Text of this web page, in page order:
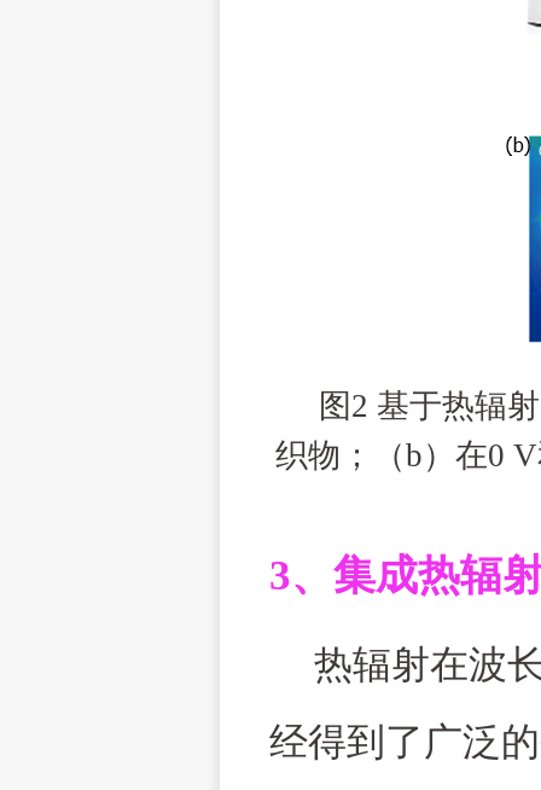
图2 基于热辐
织物；（b）在0 V
3、集成热辐
热辐射在波
经得到了广泛